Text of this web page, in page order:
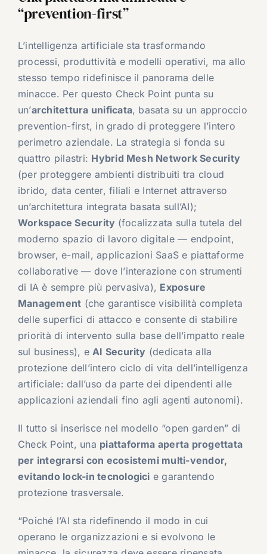
“prevention-first”
L’intelligenza artificiale sta trasformando
processi, produttività e modelli operativi, ma allo
stesso tempo ridefinisce il panorama delle
minacce. Per questo Check Point punta su
un’architettura unificata, basata su un approccio
prevention-first, in grado di proteggere l’intero
perimetro aziendale. La strategia si fonda su
quattro pilastri: Hybrid Mesh Network Security
(per proteggere ambienti distribuiti tra cloud
ibrido, data center, filiali e Internet attraverso
un’architettura integrata basata sull’AI);
Workspace Security (focalizzata sulla tutela del
moderno spazio di lavoro digitale — endpoint,
browser, e-mail, applicazioni SaaS e piattaforme
collaborative — dove l’interazione con strumenti
di IA è sempre più pervasiva), Exposure
Management (che garantisce visibilità completa
delle superfici di attacco e consente di stabilire
priorità di intervento sulla base dell’impatto reale
sul business), eAI Security (dedicata alla
protezione dell’intero ciclo di vita dell’intelligenza
artificiale: dall’uso da parte dei dipendenti alle
applicazioni aziendali fino agli agenti autonomi).
Il tutto si inserisce nel modello “open garden” di
Check Point, una piattaforma aperta progettata
per integrarsi con ecosistemi multi-vendor,
evitando lock-in tecnologici e garantendo
protezione trasversale.
“Poiché l’AI sta ridefinendo il modo in cui
operano le organizzazioni e si evolvono le